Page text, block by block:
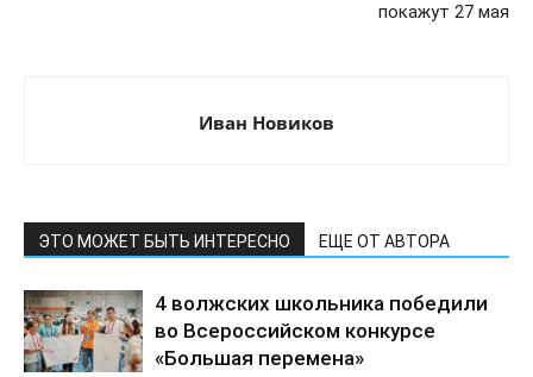
покажут 27 мая
Иван Новиков
ЭТО МОЖЕТ БЫТЬ ИНТЕРЕСНО ЕЩЕ ОТ АВТОРА
4 волжских школьника победили
во Всероссийском конкурсе
«Большая перемена»